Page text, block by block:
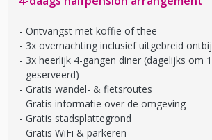
Ontvangst met koffie of thee
3x overnachting inclusief uitgebreid
3x heerlijk 4-gangen diner (dagelijks om
geserveerd)
Gratis wandel- & fietsroutes
Gratis informatie over de omgeving
Gratis stadsplattegrond
Gratis WiFi & parkeren